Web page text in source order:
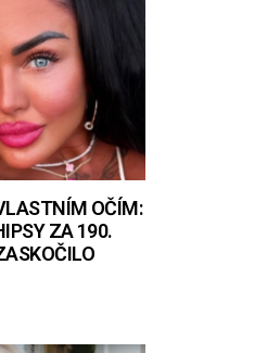
OČÍM:
ZA 190.